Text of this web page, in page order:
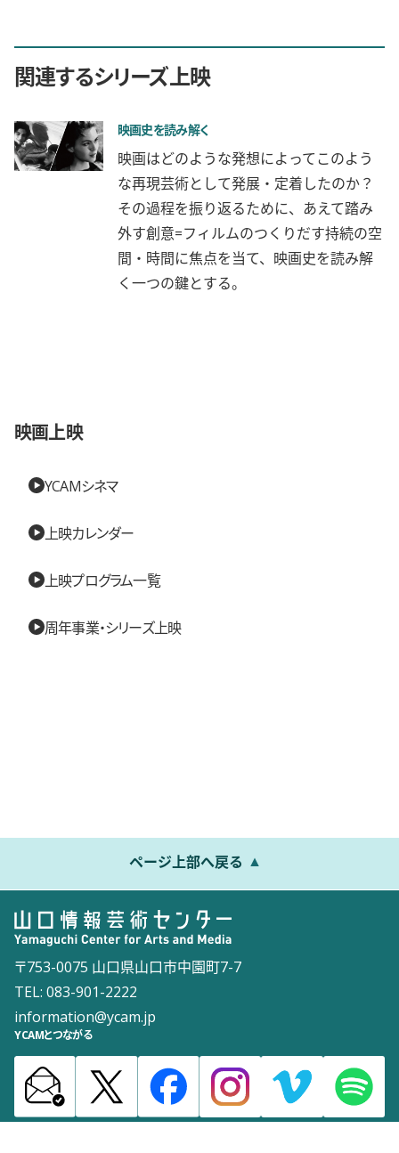
関連するシリーズ上映
映画史を読み解く
映画はどのような発想によってこのよう
な再現芸術として発展・定着したのか？
その過程を振り返るために、あえて踏み
外す創意=フィルムのつくりだす持続の空
間・時間に焦点を当て、映画史を読み解
く一つの鍵とする。
映画上映
YCAMシネマ
上映カレンダー
上映プログラム一覧
周年事業・シリーズ上映
ページ上部へ戻る
〒753-0075 山口県山口市中園町7-7
TEL: 083-901-2222
information@ycam.jp
YCAMとつながる